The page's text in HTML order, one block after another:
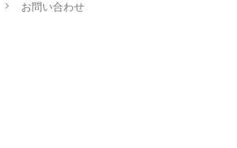
お問い合わせ